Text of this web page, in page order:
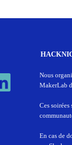
Nous
MakerLab
Ces
En cas de